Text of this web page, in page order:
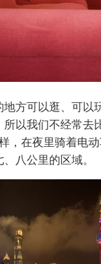
地方可以逛、可以
所以我们不经常去
，在夜里骑着电
八公里的区域。